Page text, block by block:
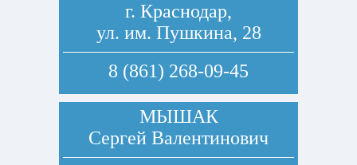
г. Краснодар,
ул. им. Пушкина, 28
8 (861) 268-09-45
МЫШАК
Сергей Валентинович